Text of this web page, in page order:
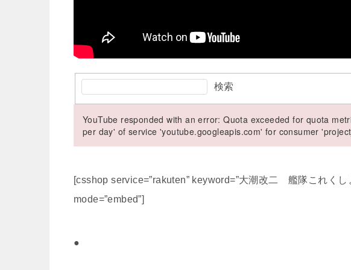
検索
YouTube responded with an error: Quota exceeded for quota
per day' of service 'youtube.googleapis.com' for consumer
[csshop service=”rakuten” keyword=”大潮改二 艦隊これくし
mode=”embed”]
●